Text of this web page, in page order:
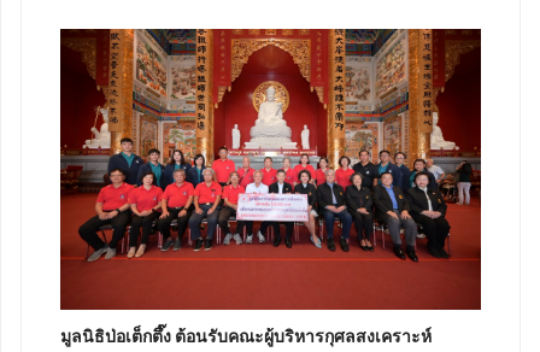
มูลนิธิป่อเต็กตึ๊ง ต้อนรับคณะผู้บริหารกุศลสงเคราะห์